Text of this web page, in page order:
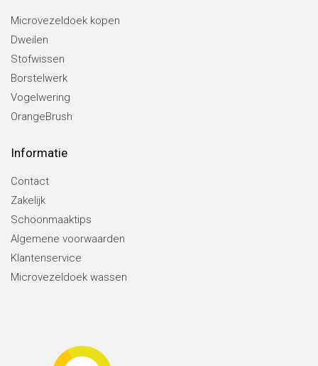
Microvezeldoek kopen
Dweilen
Stofwissen
Borstelwerk
Vogelwering
OrangeBrush
Informatie
Contact
Zakelijk
Schoonmaaktips
Algemene voorwaarden
Klantenservice
Microvezeldoek wassen